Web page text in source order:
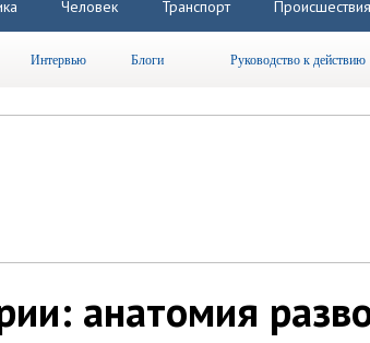
Человек Транспорт Происшествия
Интервью Блоги Руководство к действию
анатомия